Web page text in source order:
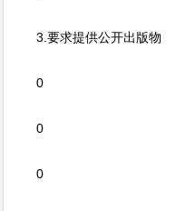
3.要求提供公开出版物
0
0
0